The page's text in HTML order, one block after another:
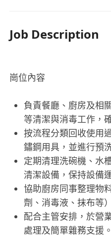
Job Description
崗位內容
負責餐廳、廚房及相
等清潔與消毒工作，
按流程分類回收使用
鏽鋼用具，並進行預
定期清理洗碗機、水
清潔設備，保持設備
協助廚房同事整理物
劑、消毒液、抹布等
配合主管安排，於營
處理及簡單雜務支援。